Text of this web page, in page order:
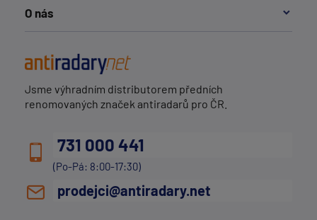
O nás
Jsme výhradním distributorem předních
renomovaných značek antiradarů pro ČR.
731 000 441
(Po-Pá: 8:00-17:30)
prodejci@antiradary.net